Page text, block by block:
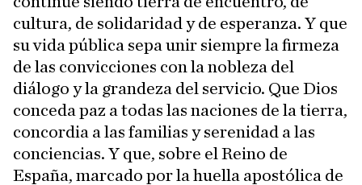
cultura, de solidaridad y de esperanza. Y que
su vida pública sepa unir siempre la firmeza
de las convicciones con la nobleza del
diálogo y la grandeza del servicio. Que Dios
conceda paz a todas las naciones de la tierra,
concordia a las familias y serenidad a las
conciencias. Y que, sobre el Reino de
España, marcado por la huella apostólica de